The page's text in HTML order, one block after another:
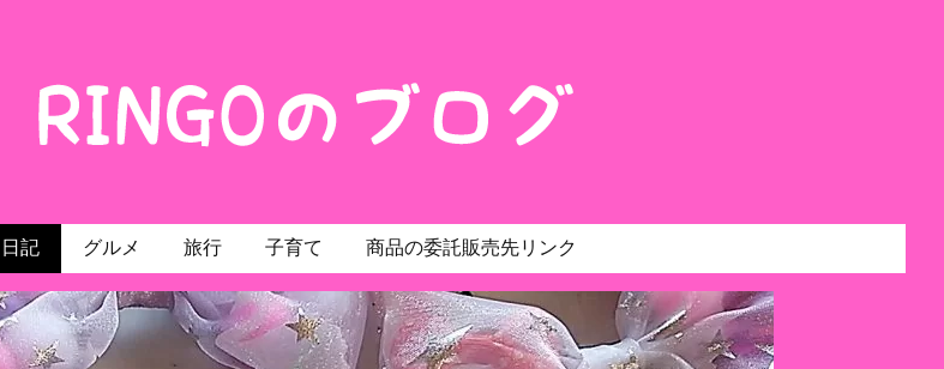
日記 グルメ 旅行 子育て 商品の委託販売先リンク